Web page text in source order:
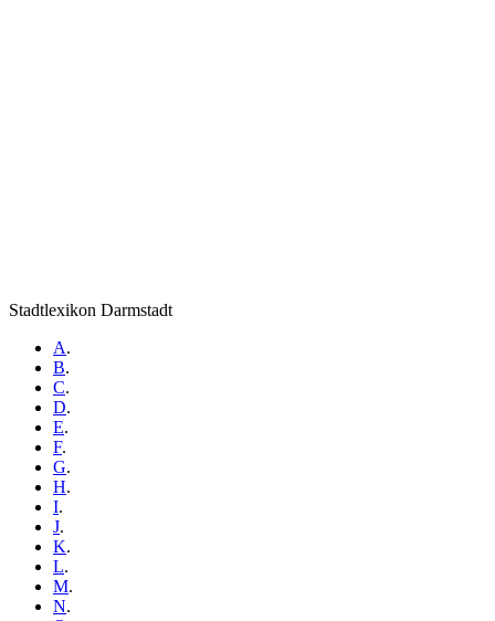
Stadtlexikon Darmstadt
A.
B.
C.
D.
E.
F.
G.
H.
I.
J.
K.
L.
M.
N.